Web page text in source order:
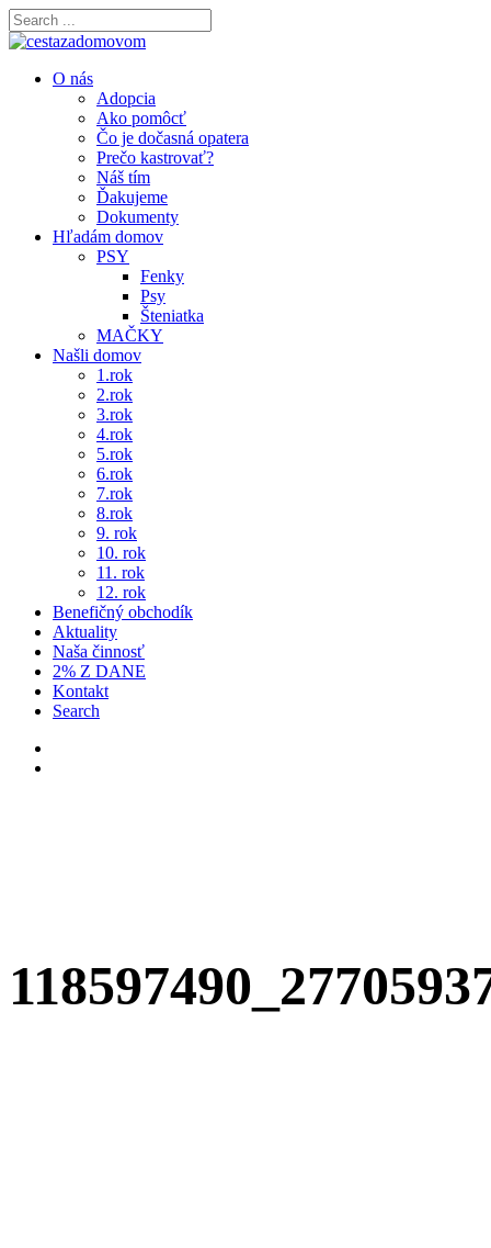
O nás
Adopcia
Ako pomôcť
Čo je dočasná opatera
Prečo kastrovať?
Náš tím
Ďakujeme
Dokumenty
Hľadám domov
PSY
Fenky
Psy
Šteniatka
MAČKY
Našli domov
1.rok
2.rok
3.rok
4.rok
5.rok
6.rok
7.rok
8.rok
9. rok
10. rok
11. rok
12. rok
Benefičný obchodík
Aktuality
Naša činnosť
2% Z DANE
Kontakt
Search